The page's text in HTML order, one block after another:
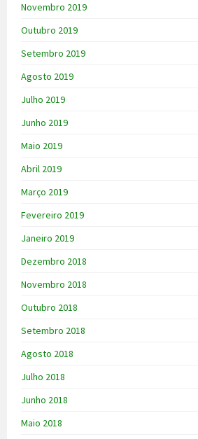
Novembro 2019
Outubro 2019
Setembro 2019
Agosto 2019
Julho 2019
Junho 2019
Maio 2019
Abril 2019
Março 2019
Fevereiro 2019
Janeiro 2019
Dezembro 2018
Novembro 2018
Outubro 2018
Setembro 2018
Agosto 2018
Julho 2018
Junho 2018
Maio 2018